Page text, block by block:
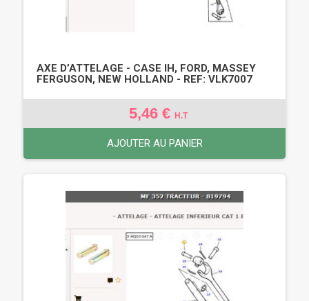
AXE D’ATTELAGE - CASE IH, FORD, MASSEY
FERGUSON, NEW HOLLAND - REF: VLK7007
5,46 € H.T
AJOUTER AU PANIER